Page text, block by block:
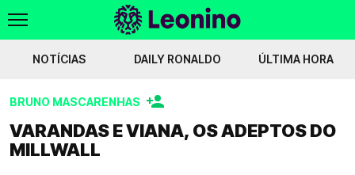
C. Conde chateado com recusa por Geny
Voltar
NOTÍCIAS DAILY RONALDO ÚLTIMA HORA
BRUNO MASCARENHAS
VARANDAS E VIANA, OS ADEPTOS DO
MILLWALL